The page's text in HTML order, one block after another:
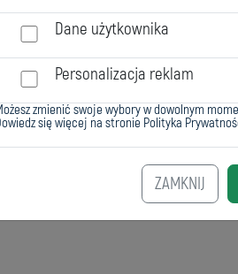
Dane użytkownika
Personalizacja reklam
zmienić swoje wybory w dowolnym
się więcej na stronie Polityka
ZAMKNIJ